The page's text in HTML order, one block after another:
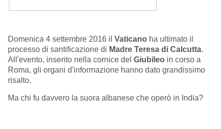
Domenica 4 settembre 2016 il Vaticano ha ultimato il
processo di santificazione di Madre Teresa di Calcutta.
All'evento, inserito nella cornice del Giubileo in corso a
Roma, gli organi d'informazione hanno dato grandissimo
risalto.
Ma chi fu davvero la suora albanese che operò in India?